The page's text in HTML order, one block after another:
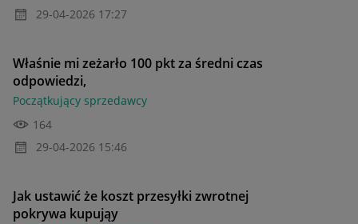
‎29-04-2026 17:27
Właśnie mi zeżarło 100 pkt za średni czas
odpowiedzi,
Początkujący sprzedawcy
164
‎29-04-2026 15:46
Jak ustawić że koszt przesyłki zwrotnej
pokrywa kupująy